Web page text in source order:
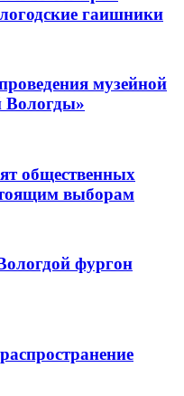
гаишники
музейной
Вологды»
общественных
выборам
фургон